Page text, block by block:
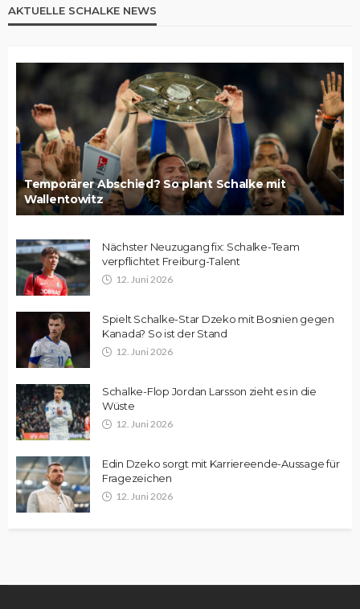
AKTUELLE SCHALKE NEWS
Temporärer Abschied? So plant Schalke mit
Wallentowitz
Nächster Neuzugang fix: Schalke-Team
verpflichtet Freiburg-Talent
12. Juni 2026
Spielt Schalke-Star Dzeko mit Bosnien gegen
Kanada? So ist der Stand
12. Juni 2026
Schalke-Flop Jordan Larsson zieht es in die
Wüste
12. Juni 2026
Edin Dzeko sorgt mit Karriereende-Aussage für
Fragezeichen
12. Juni 2026